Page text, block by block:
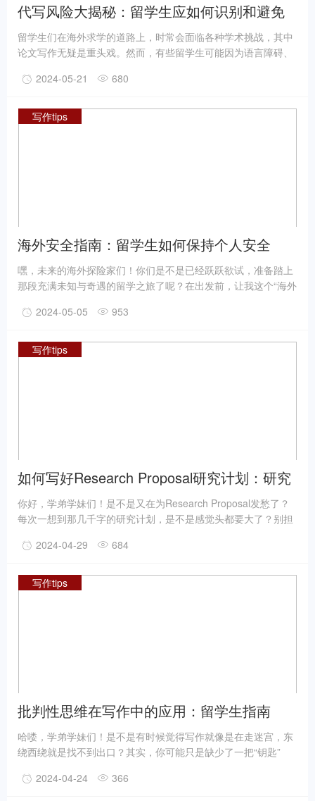
代写风险大揭秘：留学生应如何识别和避免
留学生们在海外求学的道路上，时常会面临各种学术挑战，其中
论文写作无疑是重头戏。然而，有些留学生可能因为语言障碍、
吗，这背后隐藏着巨大的风险。今天，我们就来揭秘代写背后的
2024-05-21 680
写作tips
海外安全指南：留学生如何保持个人安全
嘿，未来的海外探险家们！你们是不是已经跃跃欲试，准备踏上
那段充满未知与奇遇的留学之旅了呢？在出发前，让我这个“海外
乡，保护好自己才是最重要的呀！
2024-05-05 953
写作tips
如何写好Research Proposal研究计划：研究
计划写作的七个要素
你好，学弟学妹们！是不是又在为Research Proposal发愁了？
每次一想到那几千字的研究计划，是不是感觉头都要大了？别担
用我丰富的留学背景和写作经验，来给大家好好讲解一下，如何
2024-04-29 684
写作tips
批判性思维在写作中的应用：留学生指南
哈喽，学弟学妹们！是不是有时候觉得写作就像是在走迷宫，东
绕西绕就是找不到出口？其实，你可能只是缺少了一把“钥匙”
批判性思维如何在写作中大显身手，让你的文章瞬间升级吧！
2024-04-24 366